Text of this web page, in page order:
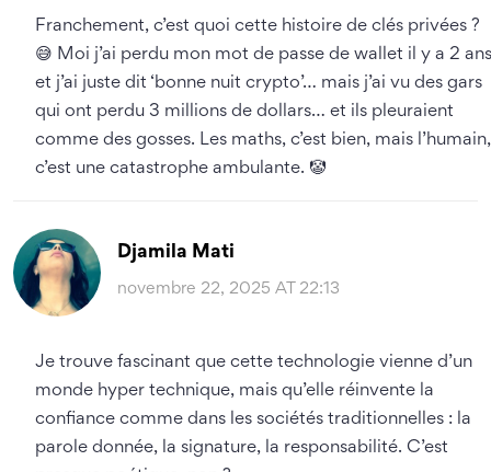
Franchement, c’est quoi cette histoire de clés privées ?
😅 Moi j’ai perdu mon mot de passe de wallet il y a 2
et j’ai juste dit ‘bonne nuit crypto’… mais j’ai vu des gars
qui ont perdu 3 millions de dollars… et ils pleuraient
comme des gosses. Les maths, c’est bien, mais l’humain,
c’est une catastrophe ambulante. 🤡
Djamila Mati
novembre 22, 2025 AT 22:13
Je trouve fascinant que cette technologie vienne d’un
monde hyper technique, mais qu’elle réinvente la
confiance comme dans les sociétés traditionnelles : la
parole donnée, la signature, la responsabilité. C’est